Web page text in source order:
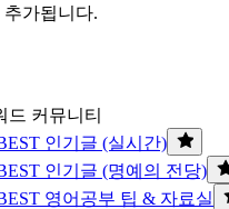
가됩니다.
드 커뮤니티
인기글 (실시간)
인기글 (명예의 전당)
영어공부 팁 & 자료실